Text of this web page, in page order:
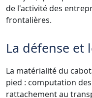
de l'activité des
frontalières.
La défense et
La matérialité du
pied : computation
rattachement au